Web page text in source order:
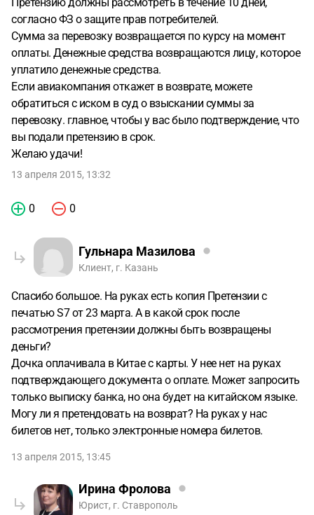
согласно ФЗ о защите прав потребителей.
Сумма за перевозку возвращается по курсу на момент
оплаты. Денежные средства возвращаются лицу, которое
уплатило денежные средства.
Если авиакомпания откажет в возврате, можете
обратиться с иском в суд о взыскании суммы за
перевозку. главное, чтобы у вас было подтверждение, что
вы подали претензию в срок.
Желаю удачи!
13 апреля 2015, 13:32
0 0
Гульнара Мазилова
Клиент, г. Казань
Спасибо большое. На руках есть копия Претензии с
печатью S7 от 23 марта. А в какой срок после
рассмотрения претензии должны быть возвращены
деньги?
Дочка оплачивала в Китае с карты. У нее нет на руках
подтверждающего документа о оплате. Может запросить
только выписку банка, но она будет на китайском языке.
Могу ли я претендовать на возврат? На руках у нас
билетов нет, только электронные номера билетов.
13 апреля 2015, 13:45
Ирина Фролова
Юрист, г. Ставрополь